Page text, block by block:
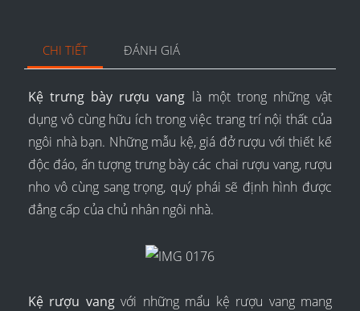
CHI TIẾT ĐÁNH GIÁ
Kệ trưng bày rượu vang là một trong những vật
dụng vô cùng hữu ích trong việc trang trí nội thất của
ngôi nhà bạn. Những mẫu kệ, giá đở rượu với thiết kế
độc đáo, ấn tượng trưng bày các chai rượu vang, rượu
nho vô cùng sang trọng, quý phái sẽ định hình được
đẳng cấp của chủ nhân ngôi nhà.
Kệ rượu vangvới những mẩu kệ rượu vang mang